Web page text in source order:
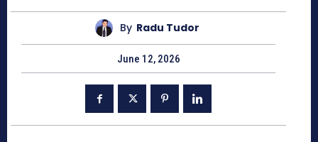
By Radu Tudor
June 12, 2026